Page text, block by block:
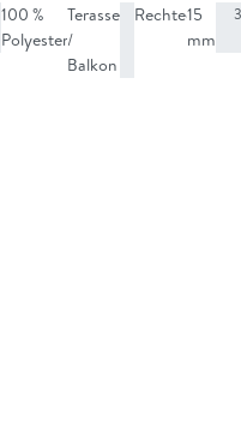
3
100 %
Polyester
3
Terasse
/
Balkon
3
Rechteckig 3
15
mm
3